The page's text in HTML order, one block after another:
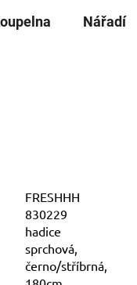
Nářadí
FRESHHH
830229
hadice
sprchová,
černo/stříbrná,